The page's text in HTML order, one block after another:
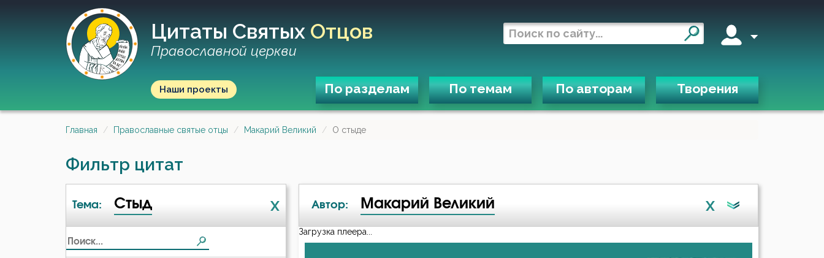
Цитаты Святых Отцов
Православной церкви
Наши проекты По разделам По темам По авторам Творения
Главная Православные святые отцы Макарий Великий О стыде
Фильтр цитат
Тема: Стыд X Автор: Макарий Великий X
А-я
Загрузка плеера...